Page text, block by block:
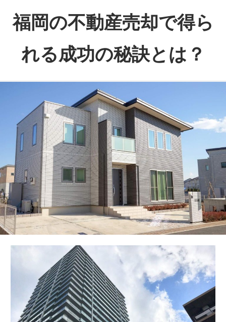
へ
福岡の不動産売却で得ら
れる成功の秘訣とは？
想
の
売
却
を
実
現
す